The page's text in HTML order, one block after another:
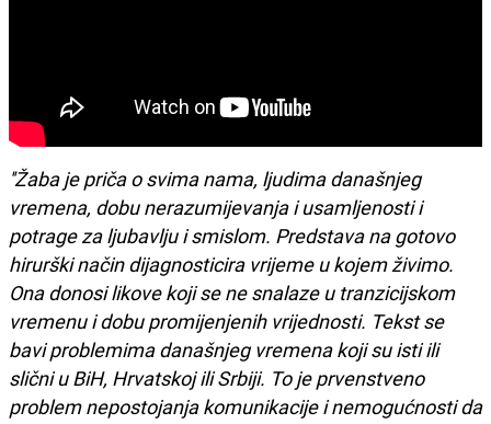
''Žaba je priča o svima nama, ljudima današnjeg
vremena, dobu nerazumijevanja i usamljenosti i
potrage za ljubavlju i smislom. Predstava na gotovo
hirurški način dijagnosticira vrijeme u kojem živimo.
Ona donosi likove koji se ne snalaze u tranzicijskom
vremenu i dobu promijenjenih vrijednosti. Tekst se
bavi problemima današnjeg vremena koji su isti ili
slični u BiH, Hrvatskoj ili Srbiji. To je prvenstveno
problem nepostojanja komunikacije i nemogućnosti da